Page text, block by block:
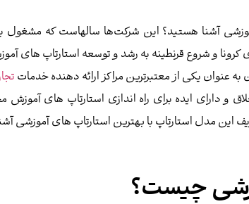
آشنا هستید؟ این شرکت‌ها سالهاست که مشغول
و شروع قرنطینه به رشد و توسعه استارتاپ های
عنوان یکی از معتبرترین مراکز ارائه دهنده خدمات
و دارای ایده برای راه اندازی استارتاپ های
این مدل استارتاپ با بهترین استارتاپ های آموزشی
چیست؟